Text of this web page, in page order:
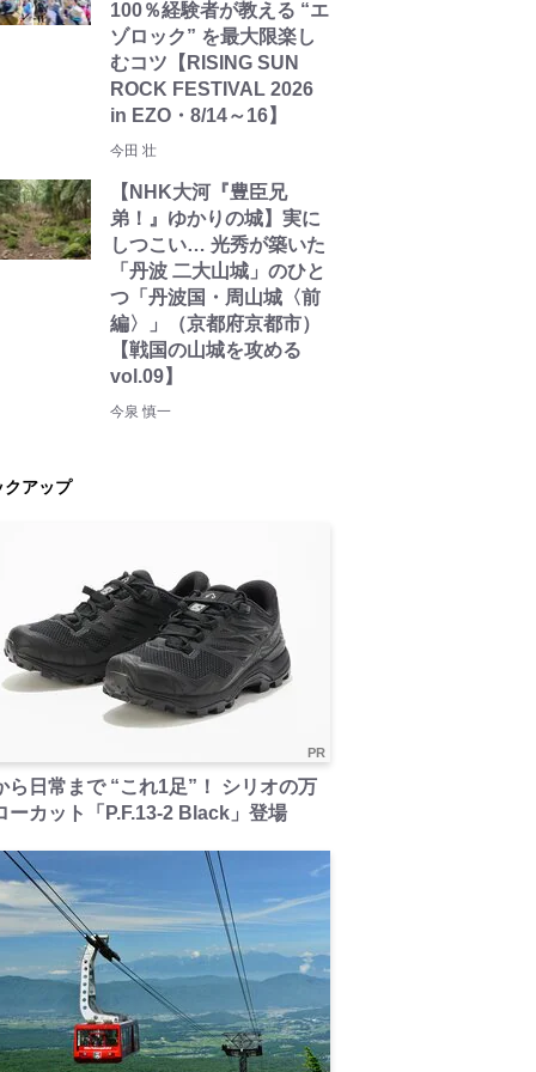
100％経験者が教える “エ
ゾロック” を最大限楽し
むコツ【RISING SUN
ROCK FESTIVAL 2026
in EZO・8/14～16】
今田 壮
【NHK大河『豊臣兄
弟！』ゆかりの城】実に
しつこい… 光秀が築いた
「丹波 二大山城」のひと
つ「丹波国・周山城〈前
編〉」（京都府京都市）
【戦国の山城を攻める
vol.09】
今泉 慎一
クアップ
PR
ら日常まで “これ1足”！ シリオの万
ーカット「P.F.13-2 Black」登場